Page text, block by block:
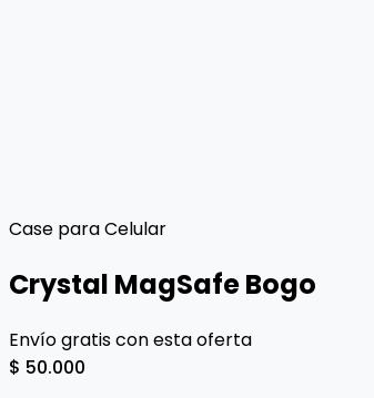
Case para Celular
Crystal MagSafe Bogo
Envío gratis con esta oferta
$ 50.000